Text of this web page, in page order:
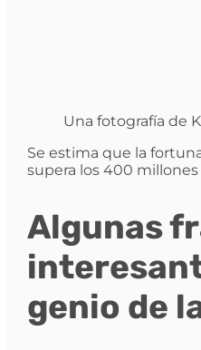
Una fotografía de
Se estima que la
supera los 400 millones
Algunas
genio de